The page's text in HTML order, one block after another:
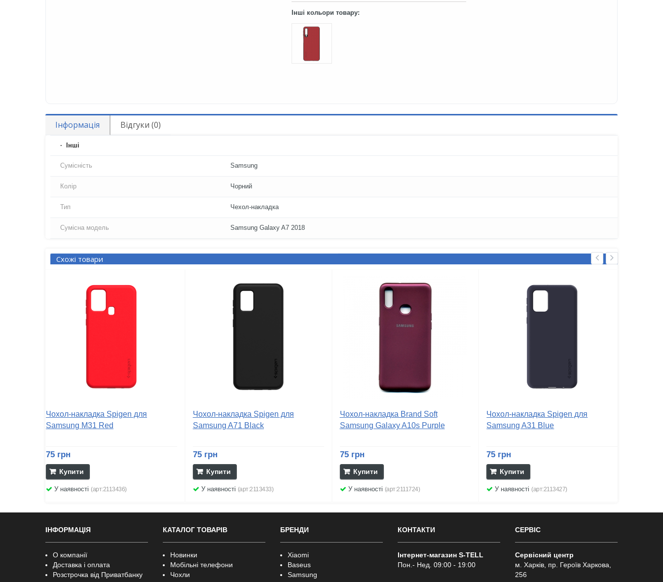
Інші кольори товару:
Інформація Відгуки (0)
Iнші
Сумісність Samsung
Колір Чорний
Тип Чехол-накладка
Сумісна модель Samsung Galaxy A7 2018
Схожі товари
Чохол-накладка Spigen для
Samsung M31 Red
75 грн
Купити
У наявності (арт:2113436)
Чохол-накладка Spigen для
Samsung A71 Black
75 грн
Купити
У наявності (арт:2113433)
Чохол-накладка Brand Soft
Samsung Galaxy A10s Purple
75 грн
Купити
У наявності (арт:2111724)
Чохол-накладка Spigen для
Samsung A31 Blue
75 грн
Купити
У наявності(арт:2113427)
ІНФОРМАЦІЯ
О компанії
Доставка і оплата
Розстрочка від Приватбанку
КАТАЛОГ ТОВАРІВ
Новинки
Мобільні телефони
Чохли
БРЕНДИ
Xiaomi
Baseus
Samsung
КОНТАКТИ
Інтернет-магазин S-TELL
Пон.- Нед. 09:00 - 19:00
СЕРВІС
Сервісний центр
м. Харків, пр. Героїв Харкова,
256